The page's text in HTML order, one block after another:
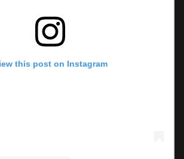
this post on Instagram